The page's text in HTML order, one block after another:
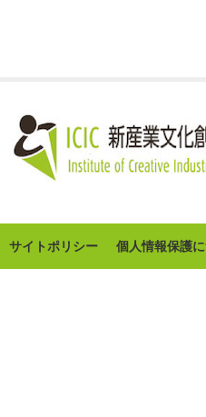
サイトポリシー 個人情報保護